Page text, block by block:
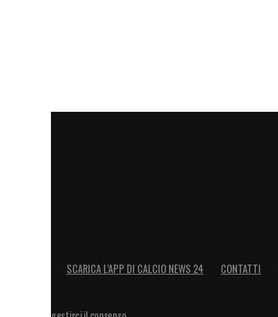
SCARICA L’APP DI CALCIO NEWS 24 CONTATTI